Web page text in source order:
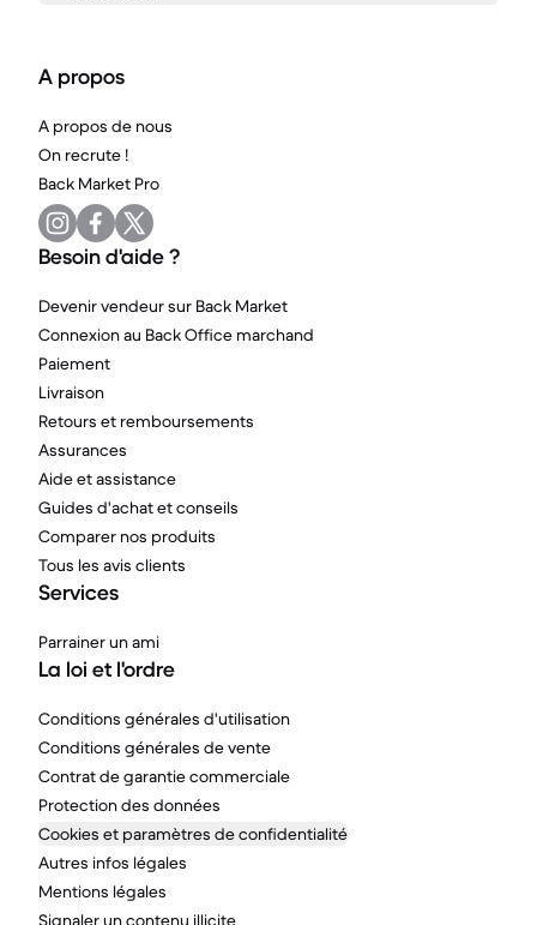
A propos
A propos de nous
On recrute !
Back Market Pro
Besoin d'aide ?
Devenir vendeur sur Back Market
Connexion au Back Office marchand
Paiement
Livraison
Retours et remboursements
Assurances
Aide et assistance
Guides d'achat et conseils
Comparer nos produits
Tous les avis clients
Services
Parrainer un ami
La loi et l'ordre
Conditions générales d'utilisation
Conditions générales de vente
Contrat de garantie commerciale
Protection des données
Cookies et paramètres de confidentialité
Autres infos légales
Mentions légales
Signaler un contenu illicite